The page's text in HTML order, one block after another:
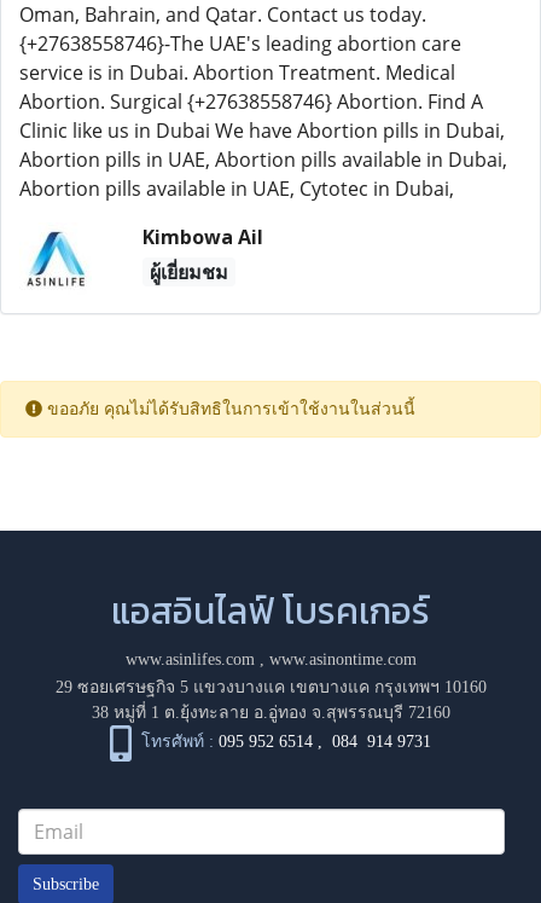
Oman, Bahrain, and Qatar. Contact us today.
{+27638558746}-The UAE's leading abortion care
service is in Dubai. Abortion Treatment. Medical
Abortion. Surgical {+27638558746} Abortion. Find A
Clinic like us in Dubai We have Abortion pills in Dubai,
Abortion pills in UAE, Abortion pills available in Dubai,
Abortion pills available in UAE, Cytotec in Dubai,
Kimbowa Ail
ผู้เยี่ยมชม
ขออภัย คุณไม่ได้รับสิทธิในการเข้าใช้งานในส่วนนี้
แอสอินไลฟ์ โบรคเกอร์
www.asinlifes.com, www.asinontime.com
29 ซอยเศรษฐกิจ 5 แขวงบางแค เขตบางแค กรุงเทพฯ 10160
38 หมู่ที่ 1 ต.ยุ้งทะลาย อ.อู่ทอง จ.สุพรรณบุรี 72160
โทรศัพท์ : 095 952 6514 ,084 914 9731
Subscribe